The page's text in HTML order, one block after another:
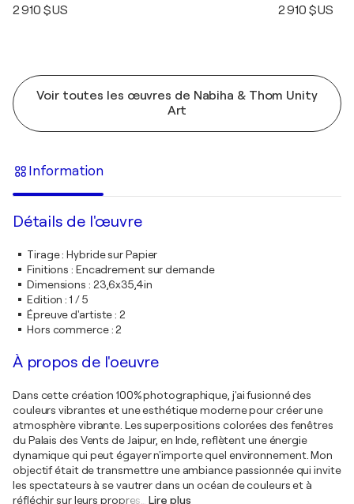
2 910 $US 2 910 $US
Voir toutes les œuvres de Nabiha & Thom Unity
Art
Information
Détails de l'œuvre
Tirage:Hybride sur Papier
Finitions : Encadrement sur demande
Dimensions : 23,6x35,4in
Edition :1 / 5
Épreuve d'artiste: 2
Hors commerce: 2
À propos de l'oeuvre
Dans cette création 100% photographique, j'ai fusionné des
couleurs vibrantes et une esthétique moderne pour créer une
atmosphère vibrante. Les superpositions colorées des fenêtres
du Palais des Vents de Jaipur, en Inde, reflètent une énergie
dynamique qui peut égayer n'importe quel environnement. Mon
objectif était de transmettre une ambiance passionnée qui invite
les spectateurs à se vautrer dans un océan de couleurs et à
réfléchir sur leurs propres
Lire plus